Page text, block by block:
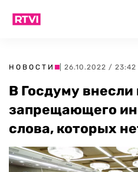
НОВОСТИ | 26.10.2022 / 23:42
В Госдуму внесли
запрещающего
слова, которых